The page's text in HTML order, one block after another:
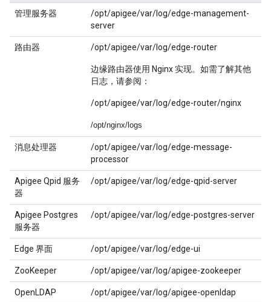
管理服务器
/opt/apigee/var/log/edge-management-
server
路由器 /opt/apigee/var/log/edge-router
边缘路由器使用 Nginx 实现。如需了解其他
日志，请参阅：
/opt/apigee/var/log/edge-router/nginx
/opt/nginx/logs
消息处理器
/opt/apigee/var/log/edge-message-
processor
Apigee Qpid 服务
器
/opt/apigee/var/log/edge-qpid-server
Apigee Postgres
服务器
/opt/apigee/var/log/edge-postgres-server
Edge 界面 /opt/apigee/var/log/edge-ui
ZooKeeper /opt/apigee/var/log/apigee-zookeeper
OpenLDAP /opt/apigee/var/log/apigee-openldap